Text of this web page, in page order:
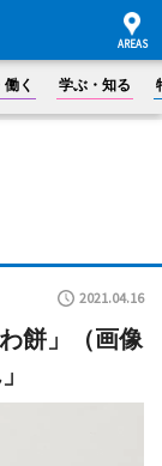
く 学ぶ・知る
2021.04.16
餅」（画像